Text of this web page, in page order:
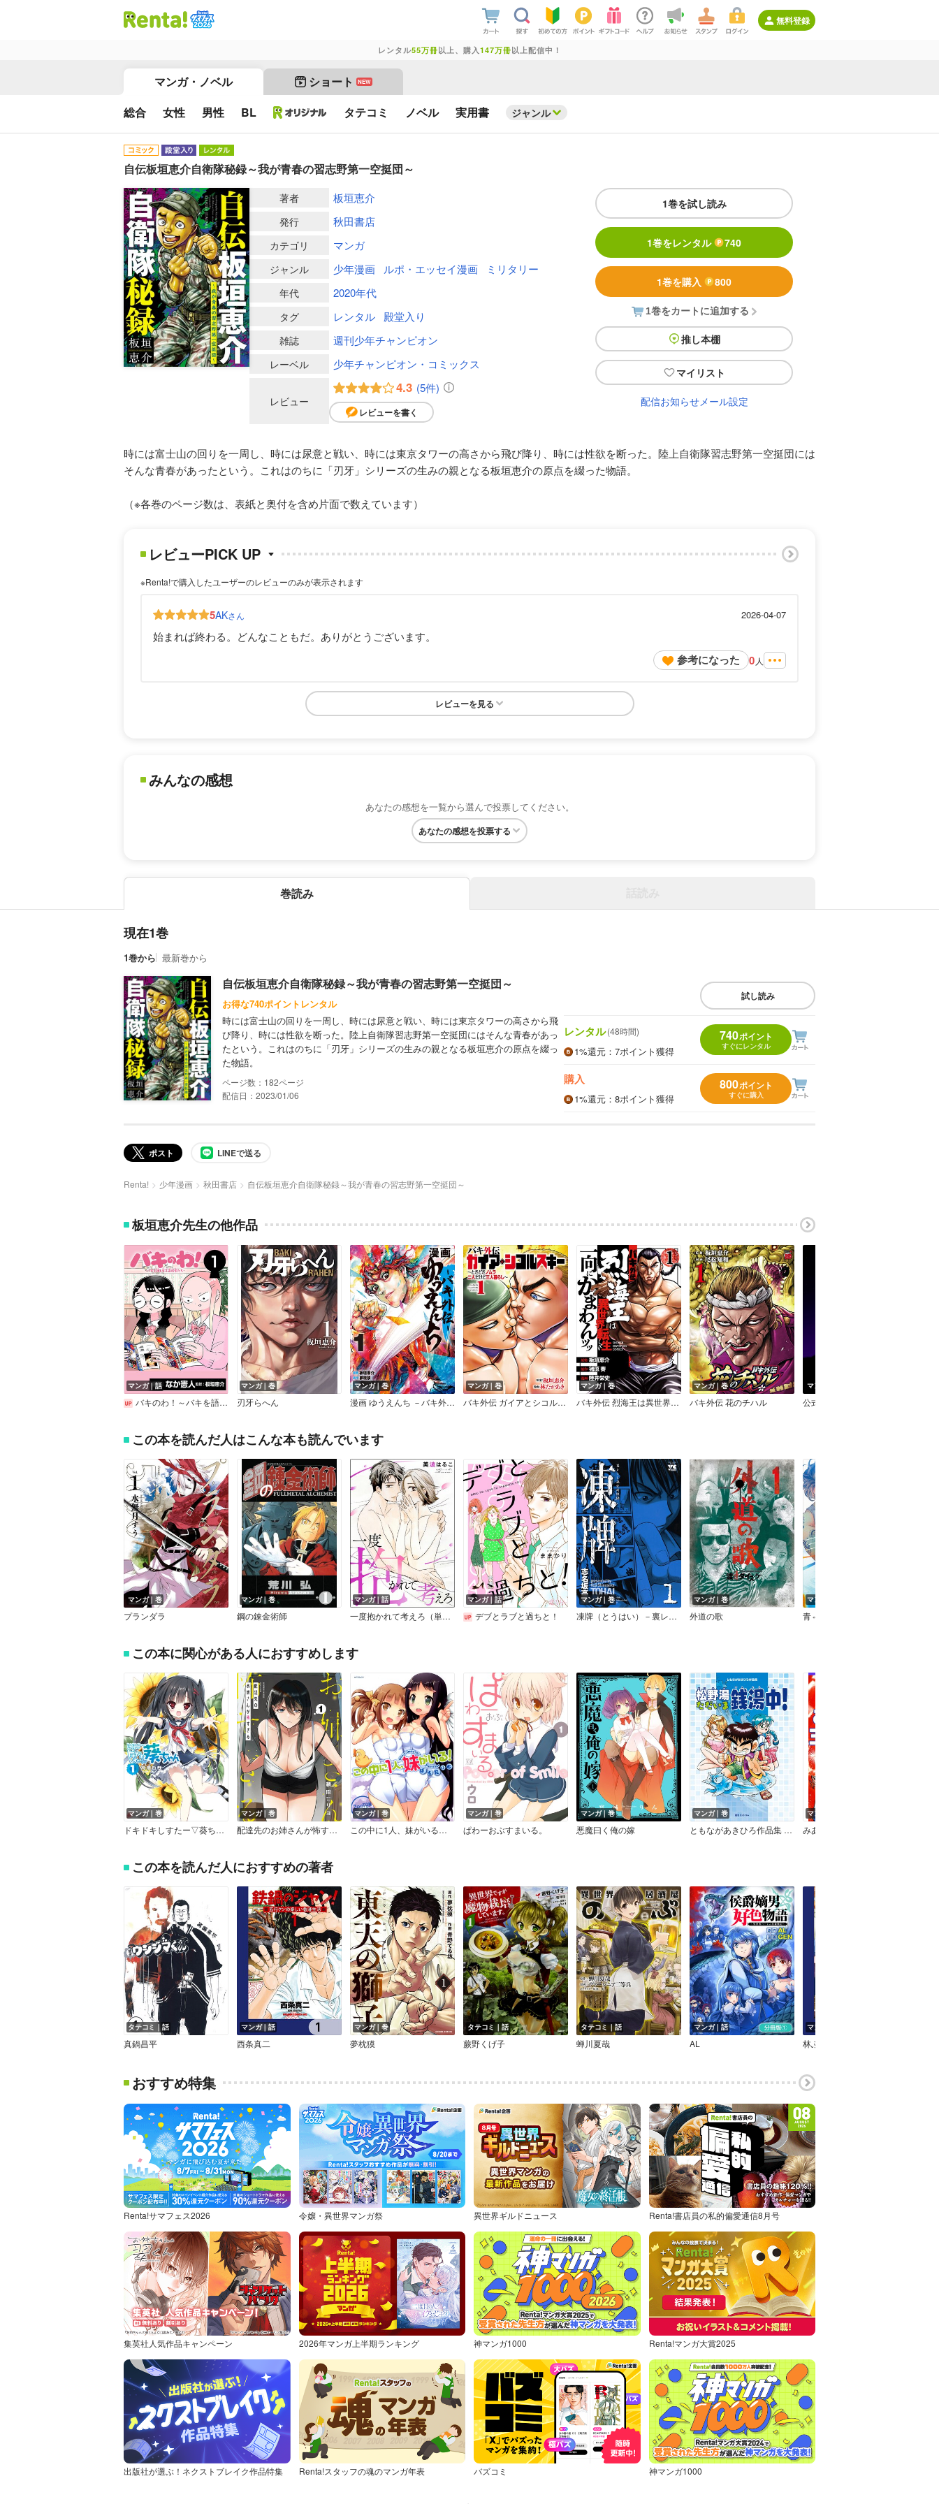
無料登録
レンタル55万冊以上、購入 147万冊以上配信中！
マンガ・ノベル ショート NEW
総合 女性 男性 BL タテコミ ノベル 実用書 ジャンル
自伝板垣恵介自衛隊秘録～我が青春の習志野第一空挺団～
1巻を試し読み
1巻をレンタル 740
1巻を購入 800
1巻をカートに追加する
推し本棚
マイリスト
配信お知らせメール設定
著者 板垣恵介
発行 秋田書店
カテゴリ マンガ
ジャンル 少年漫画 ルポ・エッセイ漫画 ミリタリー
年代 2020年代
タグ レンタル 殿堂入り
雑誌 週刊少年チャンピオン
レーベル 少年チャンピオン・コミックス
レビュー
4.3 (5件)
レビューを書く
時には富士山の回りを一周し、時には尿意と戦い、時には東京タワーの高さから飛び降り、時には性欲を断った。陸上自衛隊習志野第一空挺団には
そんな青春があったという。これはのちに「刃牙」シリーズの生みの親となる板垣恵介の原点を綴った物語。
（※各巻のページ数は、表紙と奥付を含め片面で数えています）
レビューPICK UP
※Renta!で購入したユーザーのレビューのみが表示されます
5AKさん 2026-04-07
始まれば終わる。どんなこともだ。ありがとうございます。
参考になった 0 人
レビューを見る
みんなの感想
あなたの感想を一覧から選んで投票してください。
あなたの感想を投票する
巻読み
現在1巻
1巻から 最新巻から
自伝板垣恵介自衛隊秘録～我が青春の習志野第一空挺団～
お得な740ポイントレンタル
時には富士山の回りを一周し、時には尿意と戦い、時には東京タワーの高さから飛
び降り、時には性欲を断った。陸上自衛隊習志野第一空挺団にはそんな青春があっ
たという。これはのちに「刃牙」シリーズの生みの親となる板垣恵介の原点を綴っ
た物語。
182
配信日：2023/01/06
試し読み
レンタル(48時間)
1%還元 ：7ポイント獲得
740ポイント
すぐにレンタル
購入
1%還元 ：8ポイント獲得
800ポイント
すぐに購入
ポスト LINEで送る
Renta! 少年漫画 秋田書店 自伝板垣恵介自衛隊秘録～我が青春の習志野第一空挺団～
板垣恵介先生の他作品
マンガ｜話
バキのわ！～バキを語る女子高校生たち～（話売り）
マンガ｜巻
刃牙らへん
マンガ｜巻
漫画 ゆうえんち －バキ外伝－
マンガ｜巻
バキ外伝 ガイアとシコルスキー ～ときどきノムラ 二人だけど三人暮らし～
マンガ｜巻
バキ外伝 烈海王は異世界転生しても一向にかまわんッッ
マンガ｜巻
バキ外伝 花のチハル
マンガ｜巻
この本を読んだ人はこんな本も読んでいます
マンガ｜巻
プランダラ
マンガ｜巻
鋼の錬金術師
マンガ｜話
一度抱かれて考えろ（単話版）
マンガ｜話
デブとラブと過ちと！
マンガ｜巻
凍牌（とうはい）－裏レート麻雀闘牌録－
マンガ｜巻
外道の歌
マンガ｜巻
青⇔オレンジ
この本に関心がある人におすすめします
マンガ｜巻
ドキドキしすたー▽葵ちゃん
マンガ｜巻
配達先のお姉さんが怖すぎる【デジタル版限定特典付き】
マンガ｜巻
この中に1人、妹がいる！ ばすたいむ
マンガ｜巻
ぱわーおぶすまいる。
マンガ｜巻
悪魔曰く俺の嫁
マンガ｜巻
ともながあきひろ作品集 松野湯ただいま銭湯中！
マンガ｜巻
みあげた玉三郎
この本を読んだ人におすすめの著者
タテコミ｜話
真鍋昌平
マンガ｜話
西条真二
マンガ｜巻
夢枕獏
タテコミ｜話
蕨野くげ子
タテコミ｜話
蝉川夏哉
マンガ｜話
AL
マンガ｜話
林ふみの
おすすめ特集
Renta!サマフェス2026 令嬢・異世界マンガ祭 異世界ギルドニュース Renta!書店員の私的偏愛通信8月号
集英社人気作品キャンペーン 2026年マンガ上半期ランキング 神マンガ1000 Renta!マンガ大賞2025
出版社が選ぶ！ネクストブレイク作品特集 Renta!スタッフの魂のマンガ年表 バズコミ 神マンガ1000